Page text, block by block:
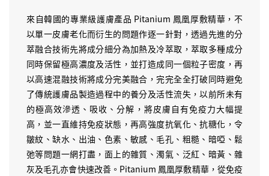
來自韓國的專業級護膚產品 Pitanium 鳳凰厚敷精華，不
以單一皮膚老化而衍生的問題作逐一針對，透過先進的分
萃融合技術先將成分細分為加熱及冷萃取，萃取多種成分
同時保留極高濃度及活性，並打造成同一個粒子密度，再
以高速混融技術將成分完美融合，完完全全打破同時避免
了傳統護膚品製造過程中的養分及活性流失，以前所未有
的極高效滲透、吸收、分解，將皮膚自有免疫力大幅提
高，並一直維持免疫狀態，再高強度抗氧化、抗糖化，令
皺紋、缺水、出油、色素、敏感、毛孔、粗糙、暗啞、鬆
弛等問題一網打盡，面上的雜質、濁氣、泛紅、暗黃、雜
灰及毛孔亦會快速改善。Pitanium 鳳凰厚敷精華，從免疫